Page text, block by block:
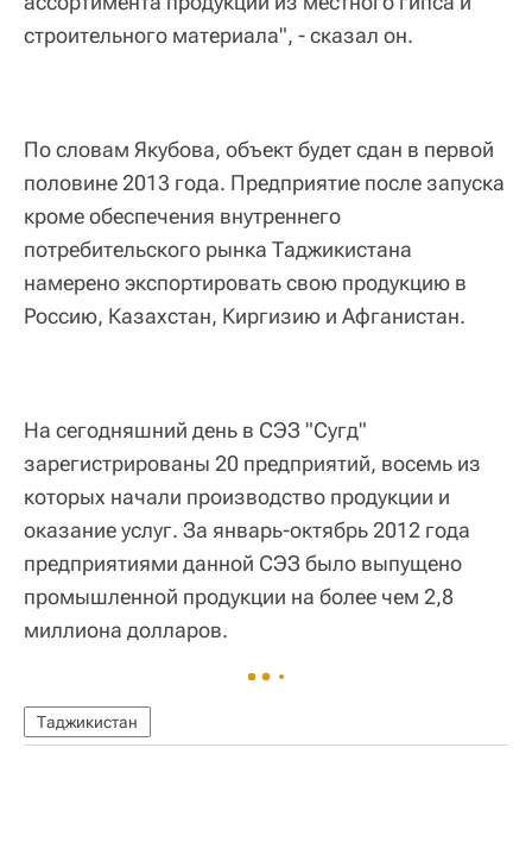
строительного материала", - сказал он.
По словам Якубова, объект будет сдан в первой
половине 2013 года. Предприятие после запуска
кроме обеспечения внутреннего
потребительского рынка Таджикистана
намерено экспортировать свою продукцию в
Россию, Казахстан, Киргизию и Афганистан.
На сегодняшний день в СЭЗ "Сугд"
зарегистрированы 20 предприятий, восемь из
которых начали производство продукции и
оказание услуг. За январь-октябрь 2012 года
предприятиями данной СЭЗ было выпущено
промышленной продукции на более чем 2,8
миллиона долларов.
Таджикистан